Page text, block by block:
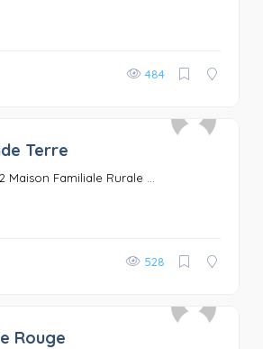
484
Terre
Maison Familiale Rurale ...
528
Rouge